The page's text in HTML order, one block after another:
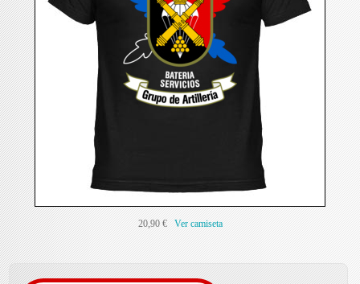
20,90 € Ver camiseta